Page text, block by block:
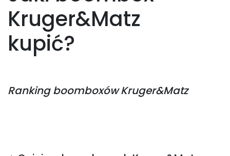
Kruger&Matz
kupić?
Rankingboomboxów Kruger&Matz